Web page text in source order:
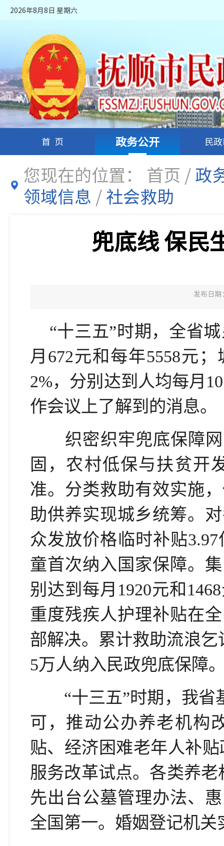
2026年8月8日 星期六
首页 政务公开 民
您现在的位置： 首页 /政
领域信息 /社会救助
兜底线 保
发布日
“十三五”时期，全省城
月672元和每年5558元
2%，分别达到人均每月
作会议上了解到的消息。
织密织牢兜底保障网
固，农村低保与扶贫开
准。分类救助有效实施
助供养实现城乡统筹。
众发放价格临时补贴
童首次纳入国家保障。
别达到每月1920元和
重度残疾人护理补贴在
部解决。累计救助流浪乞
5万人纳入民政兜底保障
“十三五”时期，我省
可，推动公办养老机构
贴、经济困难老年人补
服务改革试点。各类养
先出台公墓管理办法、
全国第一。婚姻登记机